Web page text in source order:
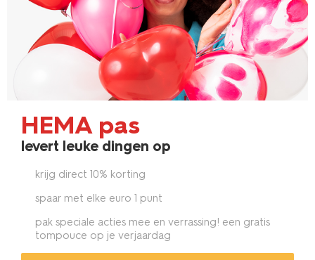
HEMA pas
levert leuke dingen op
krijg direct 10% korting
spaar met elke euro 1 punt
pak speciale acties mee en verrassing! een gratis
tompouce op je verjaardag